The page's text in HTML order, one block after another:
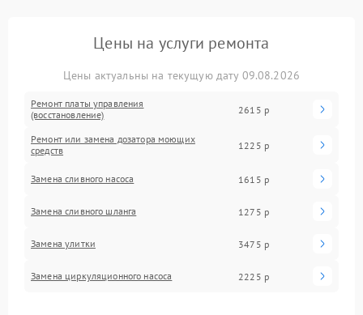
Цены на услуги ремонта
Цены актуальны на текущую дату 09.08.2026
Ремонт платы управления
(восстановление)
2615 р
Ремонт или замена дозатора моющих
средств
1225 р
Замена сливного насоса 1615 р
Замена сливного шланга 1275 р
Замена улитки 3475 р
Замена циркуляционного насоса 2225 р